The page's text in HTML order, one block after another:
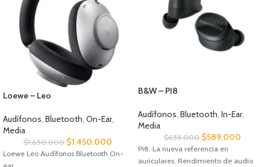
Loewe – Leo
Audífonos Bluetooth On-Ear,
Media
$1.650.000 $1.450.000
Loewe Leo Audífonos Bluetooth On-
B&W – PI8
Audífonos, Bluetooth, In-Ear,
Media
$655.000 $589.000
Pi8. La nueva referencia en
auriculares. Rendimiento de audio